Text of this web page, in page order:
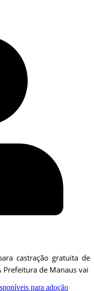
castração gratuita de
Prefeitura de Manaus vai